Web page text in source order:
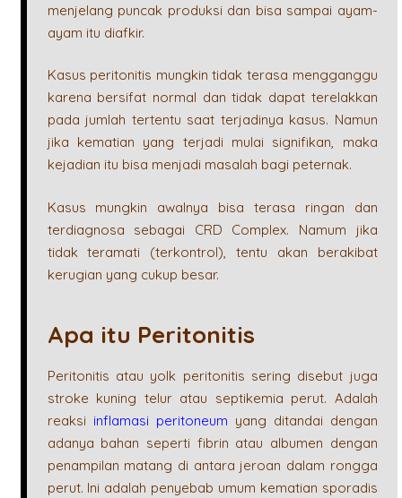
menjelang puncak produksi dan bisa sampai ayam-
ayam itu diafkir.
Kasus peritonitis mungkin tidak terasa mengganggu
karena bersifat normal dan tidak dapat terelakkan
pada jumlah tertentu saat terjadinya kasus. Namun
jika kematian yang terjadi mulai signifikan, maka
kejadian itu bisa menjadi masalah bagi peternak.
Kasus mungkin awalnya bisa terasa ringan dan
terdiagnosa sebagai CRD Complex. Namum jika
tidak teramati (terkontrol), tentu akan berakibat
kerugian yang cukup besar.
Apa itu Peritonitis
Peritonitis atau yolk peritonitis sering disebut juga
stroke kuning telur atau septikemia perut. Adalah
reaksi inflamasi peritoneum yang ditandai dengan
adanya bahan seperti fibrin atau albumen dengan
penampilan matang di antara jeroan dalam rongga
perut. Ini adalah penyebab umum kematian sporadis